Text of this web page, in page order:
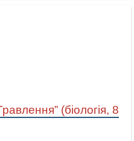
(біологія, 8